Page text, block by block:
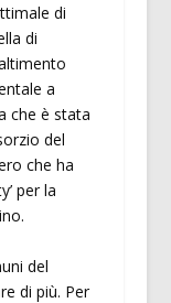
di
di
a
che è stata
del
che ha
per la
del
di più. Per